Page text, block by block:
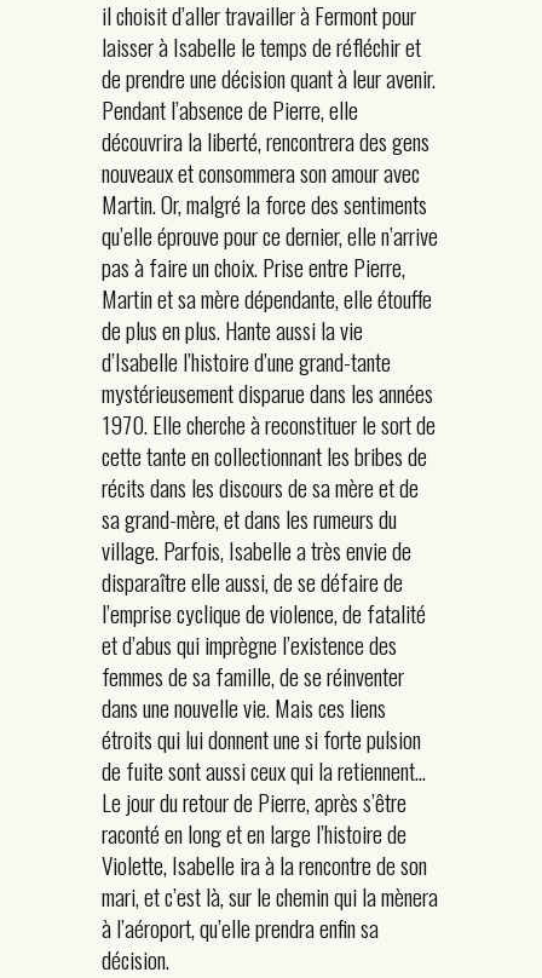
il choisit d’aller travailler à Fermont pour
laisser à Isabelle le temps de réfléchir et
de prendre une décision quant à leur avenir.
Pendant l’absence de Pierre, elle
découvrira la liberté, rencontrera des gens
nouveaux et consommera son amour avec
Martin. Or, malgré la force des sentiments
qu’elle éprouve pour ce dernier, elle n’arrive
pas à faire un choix. Prise entre Pierre,
Martin et sa mère dépendante, elle étouffe
de plus en plus. Hante aussi la vie
d’Isabelle l’histoire d’une grand-tante
mystérieusement disparue dans les années
1970. Elle cherche à reconstituer le sort de
cette tante en collectionnant les bribes de
récits dans les discours de sa mère et de
sa grand-mère, et dans les rumeurs du
village. Parfois, Isabelle a très envie de
disparaître elle aussi, de se défaire de
l’emprise cyclique de violence, de fatalité
et d’abus qui imprègne l’existence des
femmes de sa famille, de se réinventer
dans une nouvelle vie. Mais ces liens
étroits qui lui donnent une si forte pulsion
de fuite sont aussi ceux qui la retiennent…
Le jour du retour de Pierre, après s’être
raconté en long et en large l’histoire de
Violette, Isabelle ira à la rencontre de son
mari, et c’est là, sur le chemin qui la mènera
à l’aéroport, qu’elle prendra enfin sa
décision.